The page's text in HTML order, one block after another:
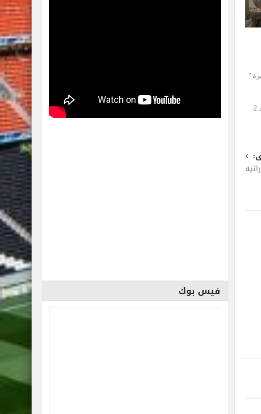
”
توج فريق 12 سنة بكأس المرحلة فيما حصلت اللاعبة أمينة شريف 11 سنة بثلاث ميداليات ذهبية وإنجيلينا وائل 2 ميدالية برونزية وهنا أحمد 2
فيس بوك